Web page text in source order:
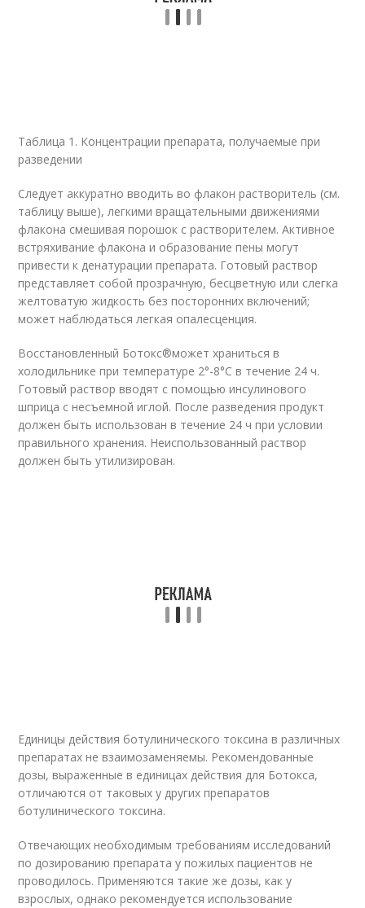
Таблица 1. Концентрации препарата, получаемые при
разведении
Следует аккуратно вводить во флакон растворитель (см.
таблицу выше), легкими вращательными движениями
флакона смешивая порошок с растворителем. Активное
встряхивание флакона и образование пены могут
привести к денатурации препарата. Готовый раствор
представляет собой прозрачную, бесцветную или слегка
желтоватую жидкость без посторонних включений;
может наблюдаться легкая опалесценция.
Восстановленный Ботокс®может храниться в
холодильнике при температуре 2°-8°C в течение 24 ч.
Готовый раствор вводят с помощью инсулинового
шприца с несъемной иглой. После разведения продукт
должен быть использован в течение 24 ч при условии
правильного хранения. Неиспользованный раствор
должен быть утилизирован.
Единицы действия ботулинического токсина в различных
препаратах не взаимозаменяемы. Рекомендованные
дозы, выраженные в единицах действия для Ботокса,
отличаются от таковых у других препаратов
ботулинического токсина.
Отвечающих необходимым требованиям исследований
по дозированию препарата у пожилых пациентов не
проводилось. Применяются такие же дозы, как у
взрослых, однако рекомендуется использование